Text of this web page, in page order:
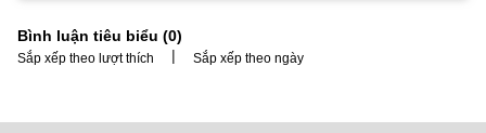
Bình luận tiêu biểu (0)
Sắp xếp theo lượt thích | Sắp xếp theo ngày